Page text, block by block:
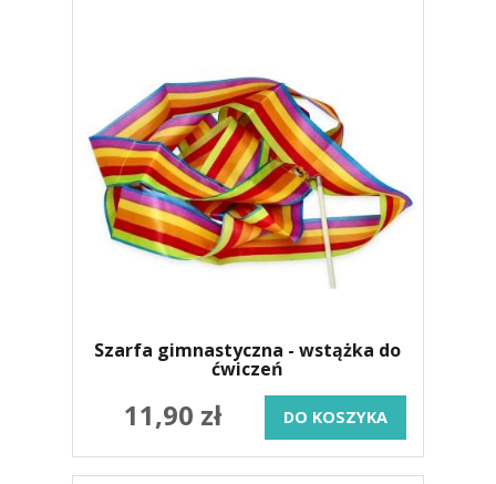
Szarfa gimnastyczna - wstążka do
ćwiczeń
11,90 zł DO KOSZYKA